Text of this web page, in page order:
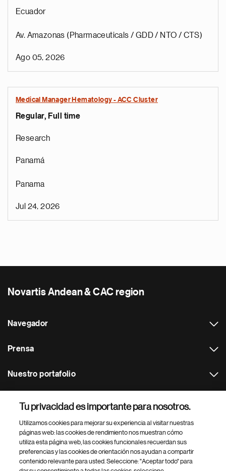
Ecuador
Av. Amazonas (Pharmaceuticals / GDD / NTO / CTS)
Ago 05, 2026
Medical Manager Hematology - ACC Cluster
Regular, Full time
Research
Panamá
Panama
Jul 24, 2026
Novartis Andean & CAC region
Navegador
Prensa
Nuestro portafolio
Footer Site Search
Tu privacidad es importante para nosotros.
Utilizamos cookies para mejorar su experiencia al visitar nuestras
páginas web: las cookies de rendimiento nos muestran cómo
utiliza esta página web, las cookies funcionales recuerdan sus
preferencias y las cookies de orientación nos ayudan a compartir
contenido relevante para usted. Seleccione: "Aceptar todo" para